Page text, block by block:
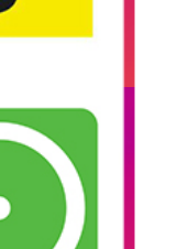
grand
À la fin du